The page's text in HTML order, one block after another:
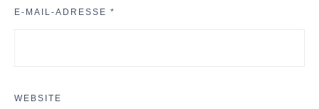
E-MAIL-ADRESSE *
WEBSITE